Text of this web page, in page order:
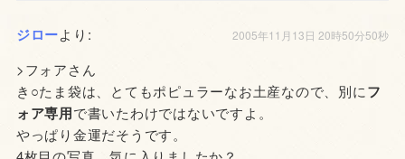
ジローより: 2005年11月13日 20時50分50秒
>フォアさん
き○たま袋は、とてもポピュラーなお土産なので、別にフ
ォア専用で書いたわけではないですよ。
やっぱり金運だそうです。